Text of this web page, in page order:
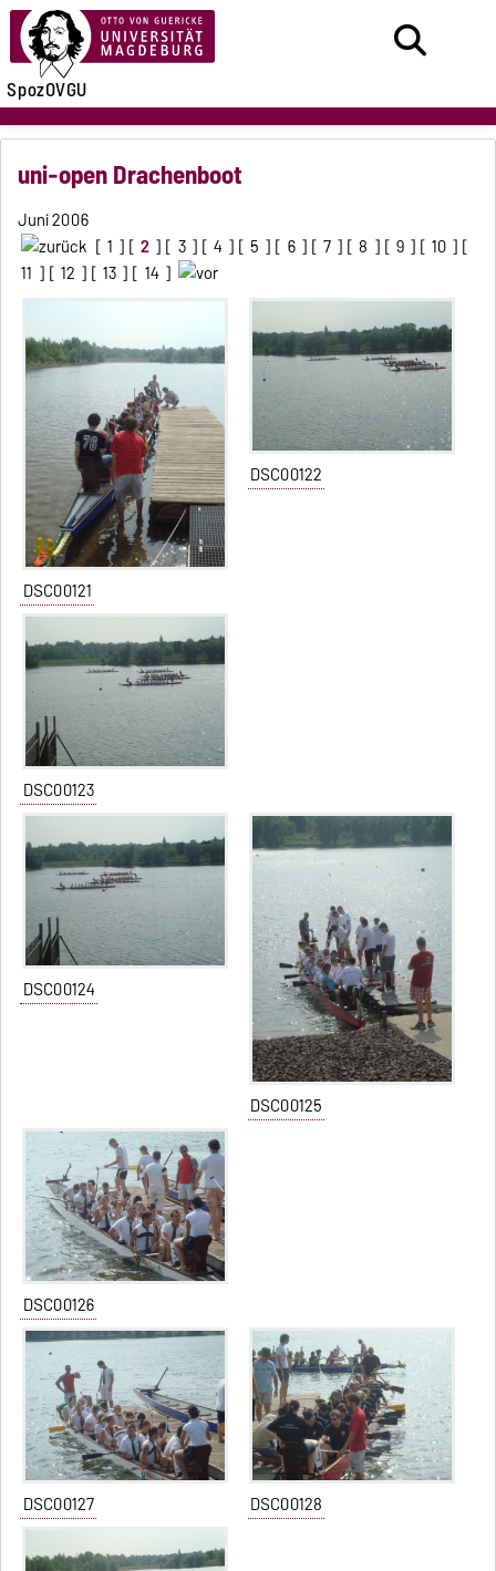
SpozOVGU
uni-open Drachenboot
Juni 2006
[ 1 ] [ 2 ] [ 3 ] [ 4 ] [ 5 ] [ 6 ] [ 7 ] [ 8 ] [ 9 ] [ 10 ] [
11 ] [ 12 ] [ 13 ] [ 14 ]
DSC00121
DSC00122
DSC00123
DSC00124
DSC00125
DSC00126
DSC00127 DSC00128